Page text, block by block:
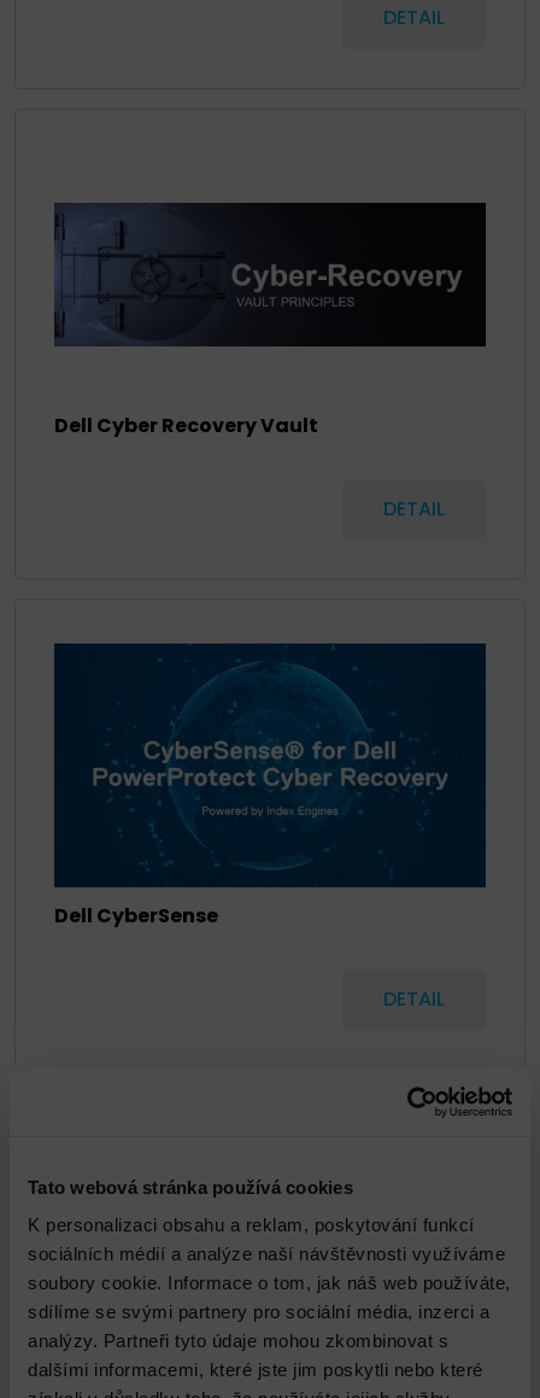
Tato webová stránka používá cookies
K personalizaci obsahu a reklam, poskytování funkcí
sociálních médií a analýze naší návštěvnosti využíváme
soubory cookie. Informace o tom, jak náš web používáte,
sdílíme se svými partnery pro sociální média, inzerci a
analýzy. Partneři tyto údaje mohou zkombinovat s
dalšími informacemi, které jste jim poskytli nebo které
DETAIL
Dell Cyber Recovery Vault
DETAIL
Dell CyberSense
DETAIL